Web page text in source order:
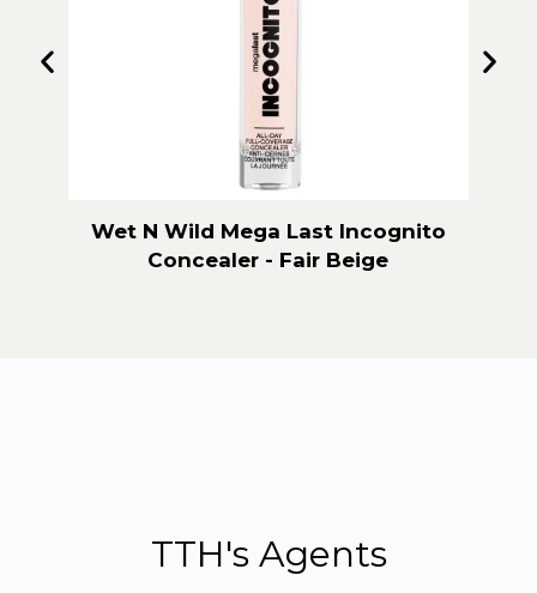
Wet N Wild Mega Last Incognito
Concealer - Fair Beige
TTH's Agents